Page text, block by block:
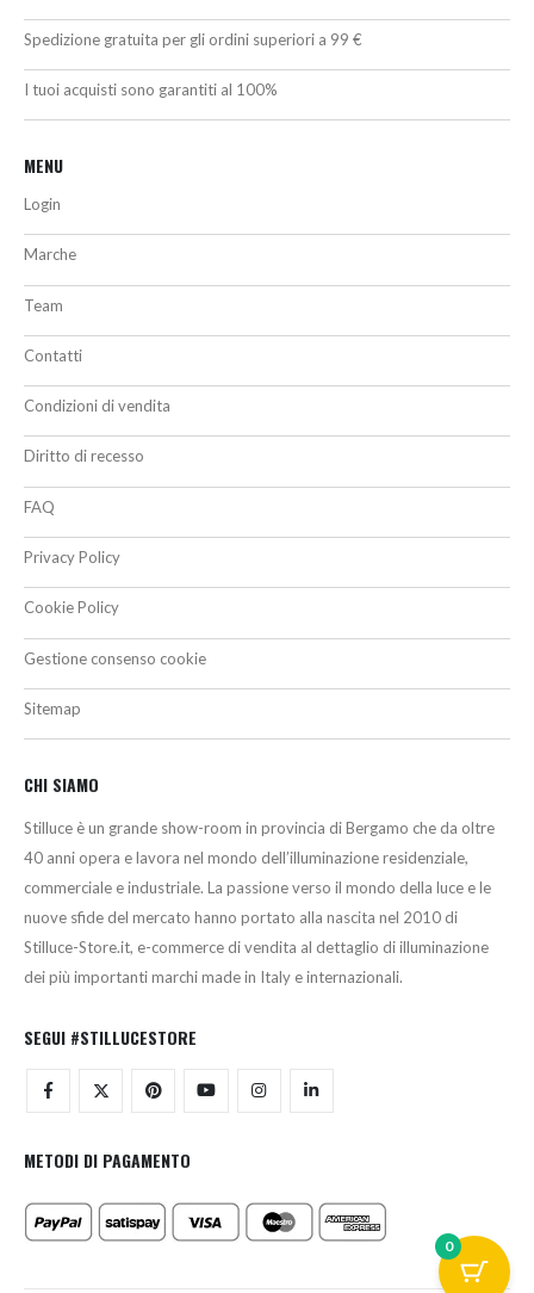
Spedizione gratuita per gli ordini superiori a 99 €
I tuoi acquisti sono garantiti al 100%
MENU
Login
Marche
Team
Contatti
Condizioni di vendita
Diritto di recesso
FAQ
Privacy Policy
Cookie Policy
Gestione consenso cookie
Sitemap
CHI SIAMO
Stilluce è un grande show-room in provincia di Bergamo che da oltre
40 anni opera e lavora nel mondo dell’illuminazione residenziale,
commerciale e industriale. La passione verso il mondo della luce e le
nuove sfide del mercato hanno portato alla nascita nel 2010 di
Stilluce-Store.it, e-commerce di vendita al dettaglio di illuminazione
dei più importanti marchi made in Italy e internazionali.
SEGUI #STILLUCESTORE
METODI DI PAGAMENTO
0